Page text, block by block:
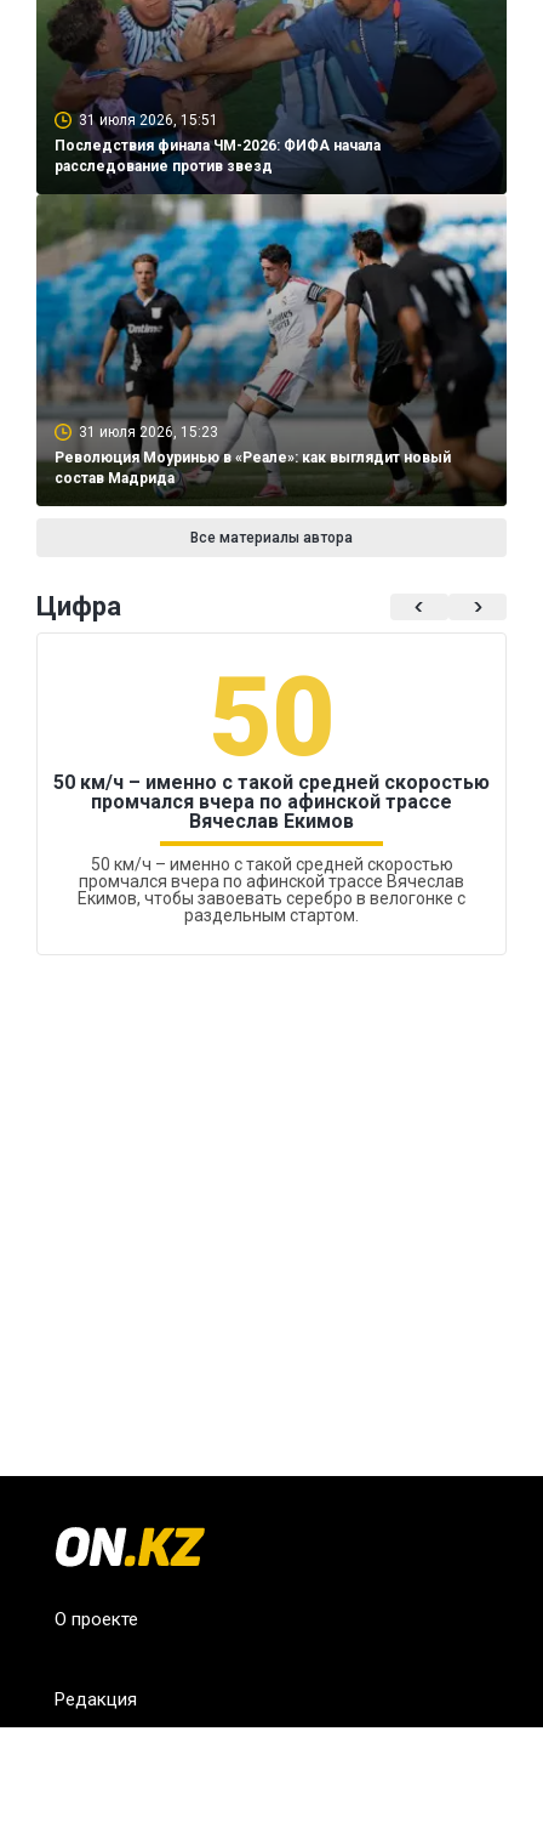
31 июля 2026, 15:51
Последствия финала ЧМ-2026: ФИФА начала
расследование против звезд
31 июля 2026, 15:23
Революция Моуринью в «Реале»: как выглядит новый
состав Мадрида
Все материалы автора
Цифра
50
50 км/ч – именно с такой средней скоростью
промчался вчера по афинской трассе
Вячеслав Екимов
50 км/ч – именно с такой средней скоростью
промчался вчера по афинской трассе Вячеслав
Екимов, чтобы завоевать серебро в велогонке с
раздельным стартом.
О проекте
Редакция